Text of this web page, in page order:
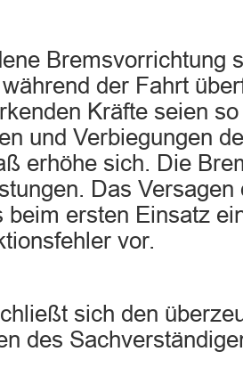
Bremsvorrichtung
der Fahrt
Kräfte seien
und Verbiegungen
erhöhe sich. Die
Das
beim ersten Einsatz
vor.
sich den
des